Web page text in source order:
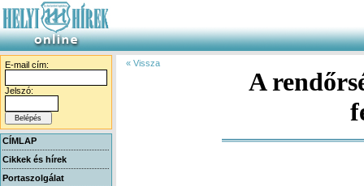
E-mail cím:
Jelszó:
CÍMLAP
Cikkek és hírek
Portaszolgálat
« Vissza
A